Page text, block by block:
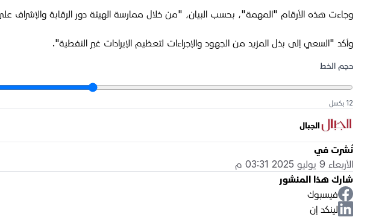
وجاءت هذه الأرقام "المهمة"، بحسب البيان، "من خلال ممارسة الهيئة دور الرقابة
وأكد "السعي إلى بذل المزيد من الجهود والإجراءات لتعظيم الإيرادات غير النفطية".
حجم الخط
12 بكسل
الجبال
نُشرت في
الأربعاء 9 يوليو 2025 03:31 م
شارك هذا المنشور
فيسبوك
لينكد إن